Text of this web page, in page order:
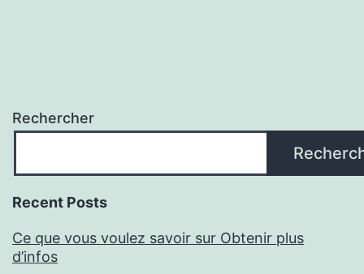
Rechercher
Recent Posts
Ce que vous voulez savoir sur Obtenir plus
d’infos